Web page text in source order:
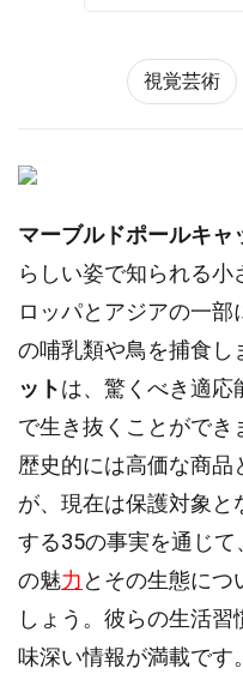
視覚芸術
マーブルドポールキャ
らしい姿で知られる
ロッパとアジアの一
の哺乳類や鳥を捕食し
ットは、驚くべき適応
で生き抜くことができ
歴史的には高価な商品
が、現在は保護対象と
する35の事実を通じて
の魅力 とその生態に
しょう。彼らの生活習
味深い情報が満載です。